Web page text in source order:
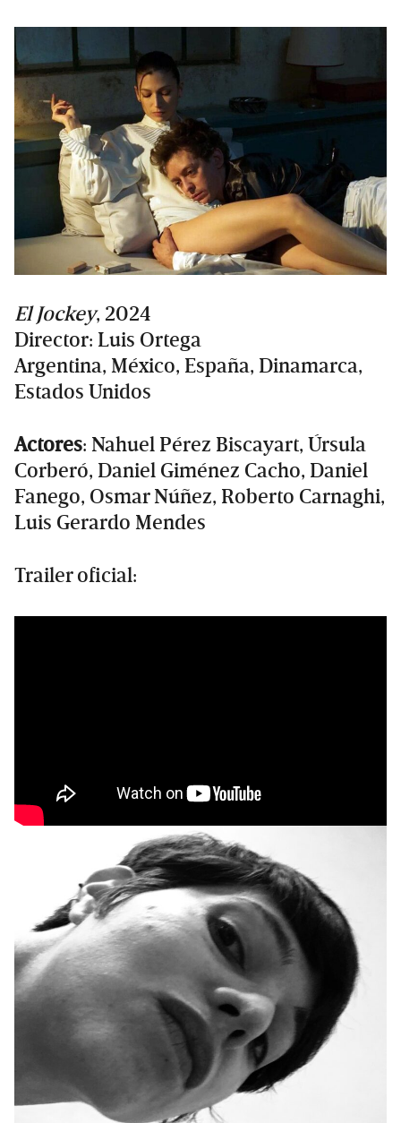
El Jockey, 2024
Director: Luis Ortega
Argentina, México, España, Dinamarca,
Estados Unidos
Actores: Nahuel Pérez Biscayart, Úrsula
Corberó, Daniel Giménez Cacho, Daniel
Fanego, Osmar Núñez, Roberto Carnaghi,
Luis Gerardo Mendes
Trailer oficial: